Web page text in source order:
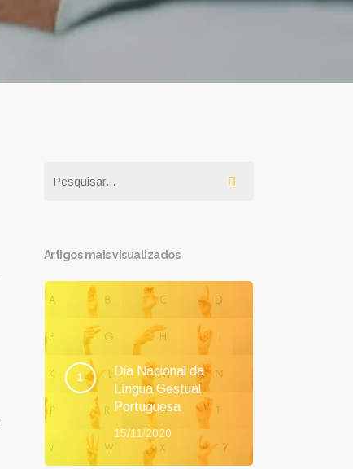
Artigos mais visualizados
Dia Nacional da
Língua Gestual
Portuguesa
15/11/2020